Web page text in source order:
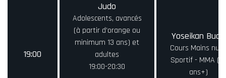
19:00
Judo
Adolescents, avancés
(à partir d’orange ou
minimum 13 ans) et
adultes
19:00-20:30
Yoseikan Budo
Cours Mains
Sportif - MMA (16
ans+)